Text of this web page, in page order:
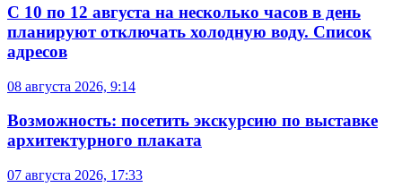
С 10 по 12 августа на несколько часов в день
планируют отключать холодную воду. Список
адресов
08 августа 2026, 9:14
Возможность: посетить экскурсию по выставке
архитектурного плаката
07 августа 2026, 17:33